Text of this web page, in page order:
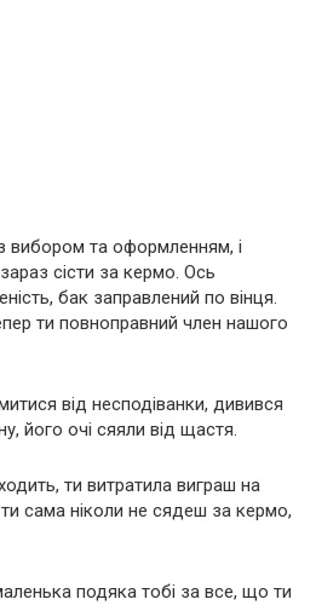
вибором та оформленням, і
сісти за кермо. Ось
бак заправлений по вінця.
ти повноправний член нашого
від несподіванки, дивився
його очі сяяли від щастя.
ти витратила виграш на
сама ніколи не сядеш за кермо,
подяка тобі за все, що ти